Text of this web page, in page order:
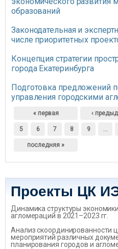
образований
Законодательная и
числе приоритетных
Концепция стратегии
города Екатеринбурга
Подготовка предложений
управления городскими
Страницы
« первая ‹
5 6 7 8 9 …
последняя »
Проекты ЦК
Динамика структуры
агломераций в 2021–2023 гг.
Анализ скоординированности
мероприятий различных
планирования городов и